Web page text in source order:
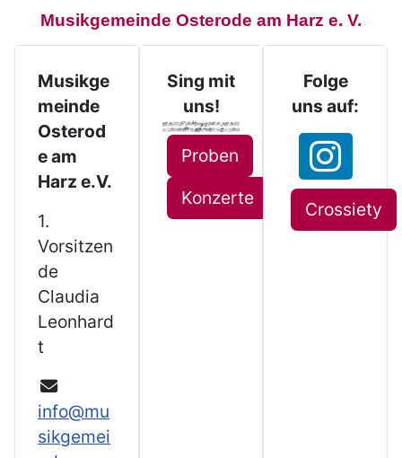
Musikgemeinde Osterode am Harz e. V.
Musikge
meinde
Osterod
e am
Harz e.V.
1.
Vorsitzen
de
Claudia
Leonhard
t
info@mu
sikgemei
Sing mit
uns!
Proben
Konzerte
Folge
uns auf:
Crossiety